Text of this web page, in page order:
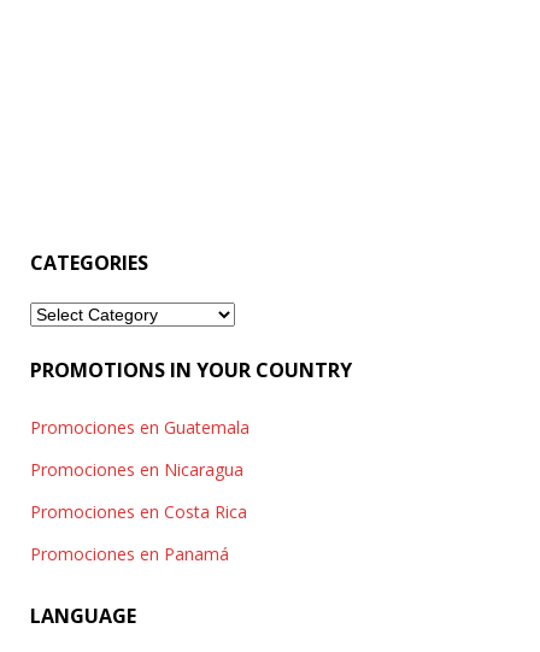
CATEGORIES
Categories
PROMOTIONS IN YOUR COUNTRY
Promociones en Guatemala
Promociones en Nicaragua
Promociones en Costa Rica
Promociones en Panamá
LANGUAGE